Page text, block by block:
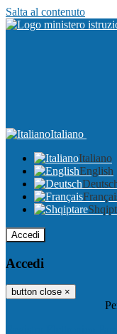
Salta al contenuto
Italiano
Italiano
English
Accedi
Accedi
button close ×